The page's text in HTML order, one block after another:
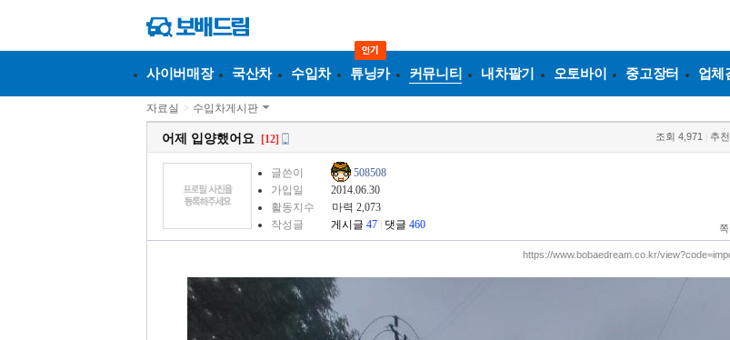
사이버매장 국산차 수입차 튜닝카 커뮤니티 내차팔기 오토바이 중고장터 업체
자료실 > 수입차게시판
어제 입양했어요 [12] 조회 4,971 추천
글쓴이
508508
가입일
2014.06.30
활동지수
마력 2,073
작성글
게시글 47 댓글 460
https://www.bobaedream.co.kr/